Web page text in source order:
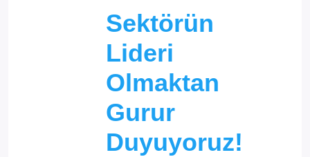
Sektörün
Lideri
Olmaktan
Gurur
Duyuyoruz!